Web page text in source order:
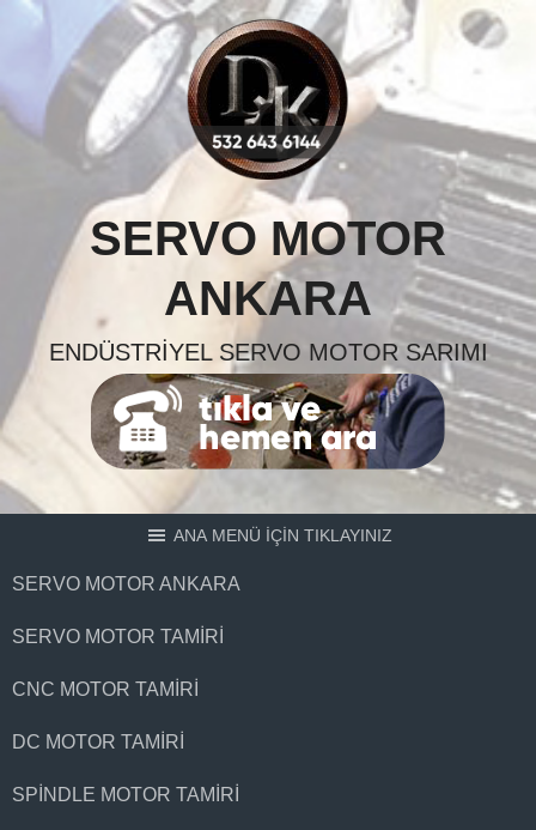
Skip
content
SERVO MOTOR
ANKARA
ENDÜSTRIYEL SERVO MOTOR SARIMI
ANA MENÜ İÇİN TIKLAYINIZ
SERVO MOTOR ANKARA
SERVO MOTOR TAMIRI
CNC MOTOR TAMIRI
DC MOTOR TAMIRI
SPINDLE MOTOR TAMIRI